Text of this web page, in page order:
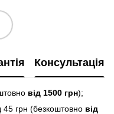
Консультація
від 1500 грн);
грн (безкоштовно від